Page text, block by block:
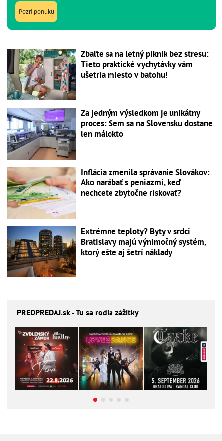
Pozri ponuku
Zbaľte sa na letný piknik bez stresu:
Tieto praktické vychytávky vám
ušetria miesto v batohu!
Za jedným výsledkom je unikátny
proces: Sem sa na Slovensku dostane
len málokto
Inflácia zmenila správanie Slovákov:
Ako narábať s peniazmi, keď
nechcete zbytočne riskovať?
Extrémne teploty? Byty v srdci
Bratislavy majú výnimočný systém,
ktorý ešte aj šetrí náklady
PREDPREDAJ.sk - Tu sa rodia zážitky